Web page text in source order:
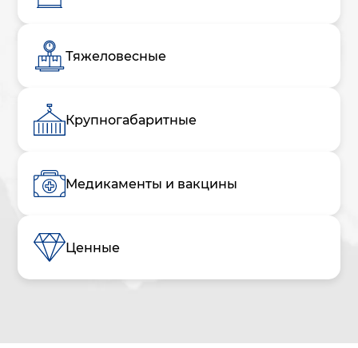
Тяжеловесные
Крупногабаритные
Медикаменты и вакцины
Ценные